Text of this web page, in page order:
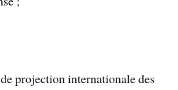
projection internationale des